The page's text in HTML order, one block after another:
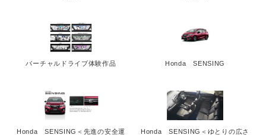
バーチャルドライブ体験作品 Honda SENSING
Honda SENSING＜先進の安全運
Honda SENSING＜ゆとりの広さ